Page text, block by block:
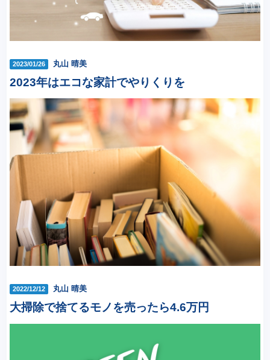
2023/01/26 丸山 晴美
2023年はエコな家計でやりくりを
2022/12/12 丸山 晴美
大掃除で捨てるモノを売ったら4.6万円